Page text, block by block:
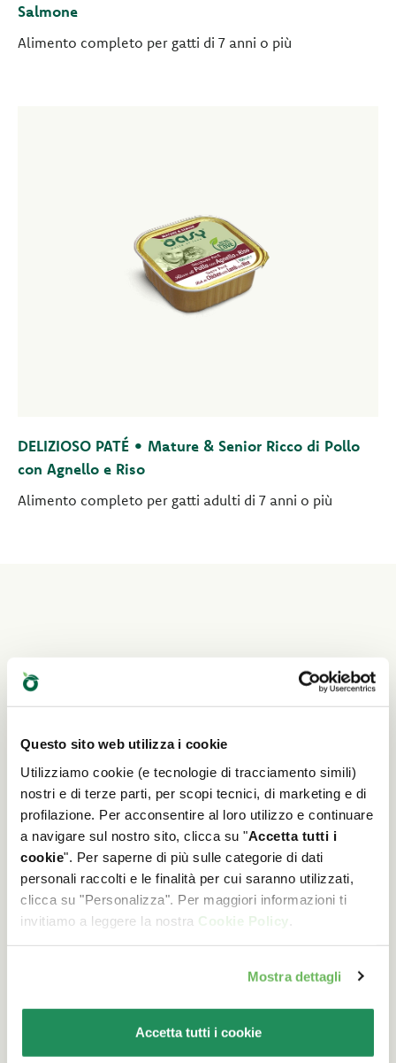
Questo sito web utilizza i cookie
Utilizziamo cookie (e tecnologie di tracciamento simili)
nostri e di terze parti, per scopi tecnici, di marketing e di
profilazione. Per acconsentire al loro utilizzo e continuare
a navigare sul nostro sito, clicca su "Accetta tutti i
cookie". Per saperne di più sulle categorie di dati
personali raccolti e le finalità per cui saranno utilizzati,
clicca su "Personalizza". Per maggiori informazioni ti
invitiamo a leggere la nostra Cookie Policy
Mostra dettagli
Accetta tutti i cookie
Salmone
Alimento completo per gatti di 7 anni o più
DELIZIOSO PATÉ • Mature & Senior Ricco di Pollo
con Agnello e Riso
Alimento completo per gatti adulti di 7 anni o più
Leggi anche
Sterilizzazione del gatto: perché è
Quali sono i reali benefici di questo
Leggi l'articolo